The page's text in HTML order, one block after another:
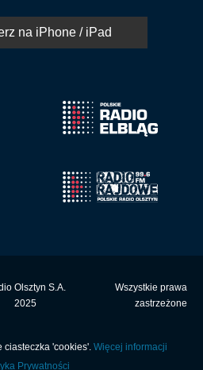
na iPhone / iPad
Olsztyn S.A.
2025
Wszystkie prawa
zastrzeżone
'cookies'. Więcej informacji
Prywatności